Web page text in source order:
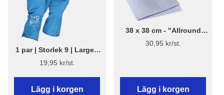
1 par | Storlek 9 | Large -
Bluestar Latexhandskar |
Städhandskar | Flügger
19,95 kr/st.
Lägg i korgen
38 x 38 cm - "Allround
trasor" - Blå, 10 st.
30,95 kr/st.
Lägg i korgen